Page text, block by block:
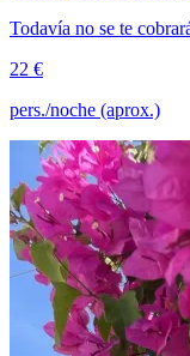
Todavía no se te
22 €
pers./noche (aprox.)